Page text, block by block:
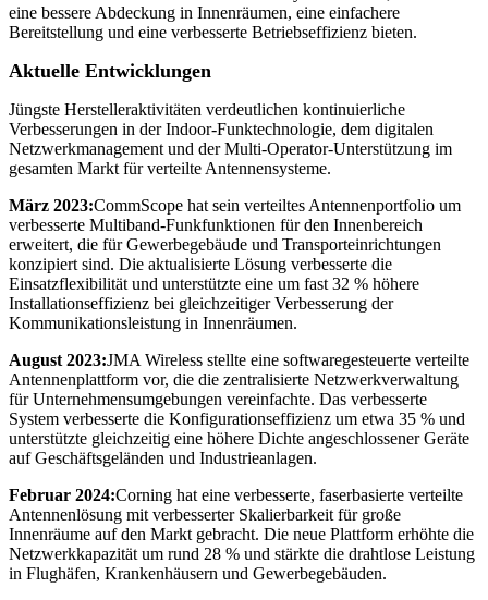
eine bessere Abdeckung in Innenräumen, eine einfachere
Bereitstellung und eine verbesserte Betriebseffizienz bieten.
Aktuelle Entwicklungen
Jüngste Herstelleraktivitäten verdeutlichen kontinuierliche
Verbesserungen in der Indoor-Funktechnologie, dem digitalen
Netzwerkmanagement und der Multi-Operator-Unterstützung im
gesamten Markt für verteilte Antennensysteme.
März 2023:CommScope hat sein verteiltes Antennenportfolio um
verbesserte Multiband-Funkfunktionen für den Innenbereich
erweitert, die für Gewerbegebäude und Transporteinrichtungen
konzipiert sind. Die aktualisierte Lösung verbesserte die
Einsatzflexibilität und unterstützte eine um fast 32 % höhere
Installationseffizienz bei gleichzeitiger Verbesserung der
Kommunikationsleistung in Innenräumen.
August 2023:JMA Wireless stellte eine softwaregesteuerte verteilte
Antennenplattform vor, die die zentralisierte Netzwerkverwaltung
für Unternehmensumgebungen vereinfachte. Das verbesserte
System verbesserte die Konfigurationseffizienz um etwa 35 % und
unterstützte gleichzeitig eine höhere Dichte angeschlossener Geräte
auf Geschäftsgeländen und Industrieanlagen.
Februar 2024:Corning hat eine verbesserte, faserbasierte verteilte
Antennenlösung mit verbesserter Skalierbarkeit für große
Innenräume auf den Markt gebracht. Die neue Plattform erhöhte die
Netzwerkkapazität um rund 28 % und stärkte die drahtlose Leistung
in Flughäfen, Krankenhäusern und Gewerbegebäuden.